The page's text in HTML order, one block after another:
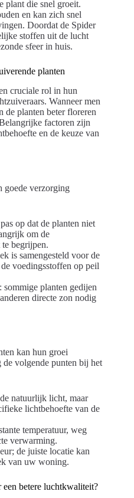
plant die snel groeit.
en kan zich snel
Doordat de Spider
stoffen uit de lucht
sfeer in huis.
planten
cruciale rol in hun
Wanneer men
de planten beter floreren
factoren zijn
en de keuze van
goede verzorging
op dat de planten niet
om de
begrijpen.
is samengesteld voor de
voedingsstoffen op peil
planten gedijen
directe zon nodig
kan hun groei
volgende punten bij het
natuurlijk licht, maar
lichtbehoefte van de
temperatuur, weg
verwarming.
de juiste locatie kan
van uw woning.
betere luchtkwaliteit?